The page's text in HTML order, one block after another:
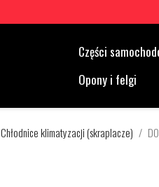
Części
Opony i felgi
Chłodnice klimatyzacji (skraplacze)